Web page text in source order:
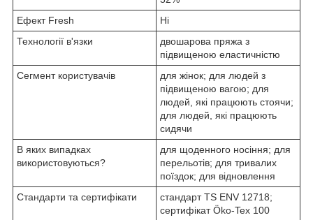
Ефект Fresh
Ні
Технології в'язки
двошарова пряжа з
підвищеною еластичністю
Сегмент користувачів
для жінок; для людей з
підвищеною вагою; для
людей, які працюють стоячи;
для людей, які працюють
сидячи
В яких випадках
використовуються?
для щоденного носіння; для
перельотів; для тривалих
поїздок; для відновлення
Стандарти та сертифікати
стандарт TS ENV 12718;
сертифікат Öko-Tex 100